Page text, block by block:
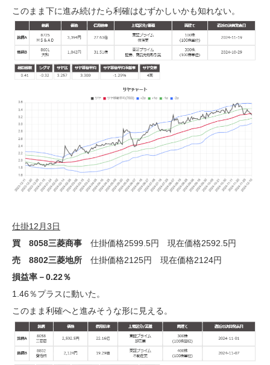
このまま下に進み続けたら利確はむずかしいかも知れない。
仕掛12月3日
買 8058三菱商事 仕掛価格2599.5円 現在価格2592.5円
売 8802三菱地所 仕掛価格2125円 現在価格2124円
損益率－0.22％
1.46％プラスに動いた。
このまま利確へと進みそうな形に見える。